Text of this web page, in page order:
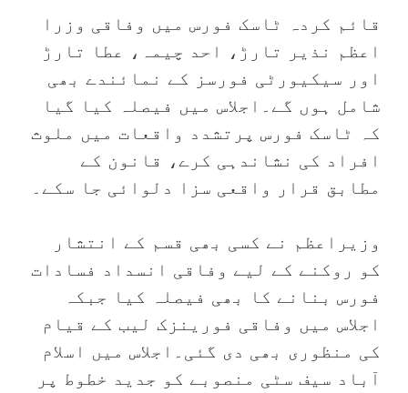
قائم کردہ ٹاسک فورس میں وفاقی وزرا
اعظم نذیر تارڑ، احد چیمہ، عطا تارڑ
اور سیکیورٹی فورسز کے نمائندے بھی
شامل ہوں گے۔اجلاس میں فیصلہ کیا گیا
کہ ٹاسک فورس پرتشدد واقعات میں ملوث
افراد کی نشاندہی کرے، قانون کے
مطابق قرار واقعی سزا دلوائی جا سکے۔
وزیراعظم نے کسی بھی قسم کے انتشار
کو روکنے کے لیے وفاقی انسداد فسادات
فورس بنانے کا بھی فیصلہ کیا جبکہ
اجلاس میں وفاقی فورینزک لیب کے قیام
کی منظوری بھی دی گئی۔اجلاس میں اسلام
آباد سیف سٹی منصوبے کو جدید خطوط پر